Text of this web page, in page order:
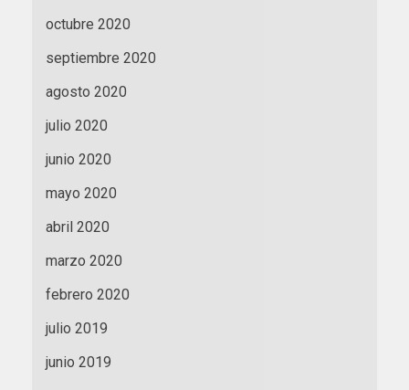
octubre 2020
septiembre 2020
agosto 2020
julio 2020
junio 2020
mayo 2020
abril 2020
marzo 2020
febrero 2020
julio 2019
junio 2019